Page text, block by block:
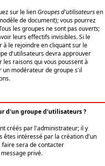
sur le lienGroupes d'utilisateursen
de document); vous pourrez
les groupes ne sont pasouverts;
leurs effectifs invisibles. Si le
à le rejoindre en cliquant sur le
d'utilisateurs devra approuver
raisons qui vous poussent à
un modérateur de groupe s'il
d'un groupe d'utilisateurs ?
créés par l'administrateur; il y
êtes intéressé par la création d'un
sera de contacter
privé.